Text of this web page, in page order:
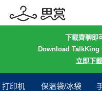
下載齊聊即
Download TalkKing
立即下
打印机 保温袋/冰袋